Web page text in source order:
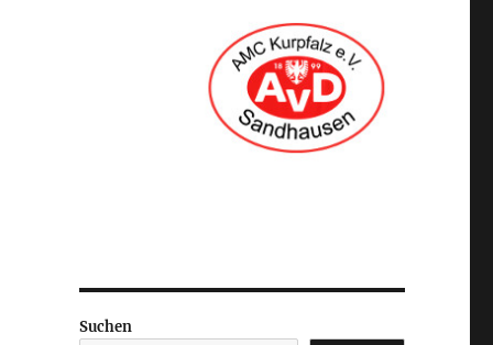
Suchen